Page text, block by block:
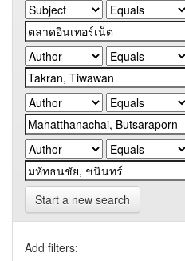
Start a new search
Add filters: